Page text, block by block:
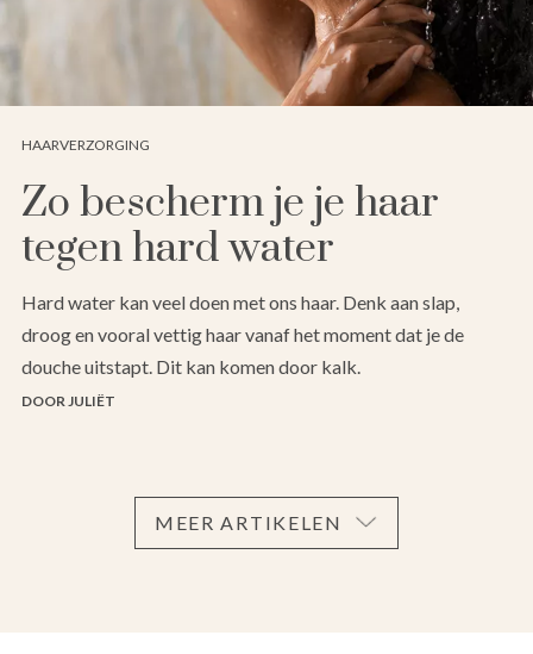
HAARVERZORGING
Zo bescherm je je haar
tegen hard water
Hard water kan veel doen met ons haar. Denk aan slap,
droog en vooral vettig haar vanaf het moment dat je de
douche uitstapt. Dit kan komen door kalk.
DOOR JULIËT
MEER ARTIKELEN